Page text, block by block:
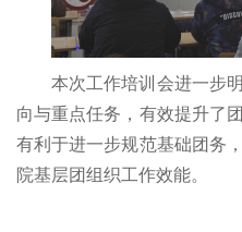
本次工作培训会进一步
向与重点任务，有效提升了
有利于进一步规范基础团务
院基层团组织工作效能。